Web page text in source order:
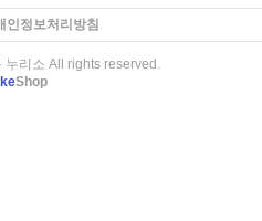
인정보처리방침
리소 All rights reserved.
Shop